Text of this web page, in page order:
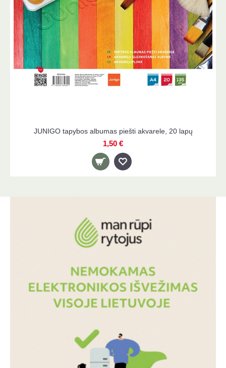
JUNIGO tapybos albumas piešti akvarele, 20 lapų
1,50 €